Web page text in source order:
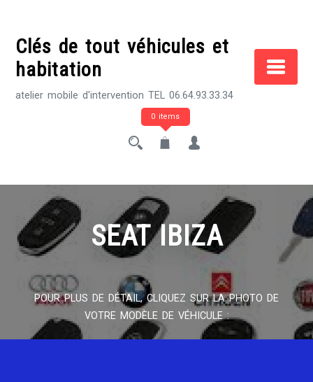
contentClés de tout véhicules et
habitation
atelier mobile d'intervention TEL 06.64.93.33.34
0 items
SEAT IBIZA
POUR PLUS DE DÉTAIL, CLIQUEZ SUR LA PHOTO DE
VOTRE MODÈLE DE VÉHICULE :